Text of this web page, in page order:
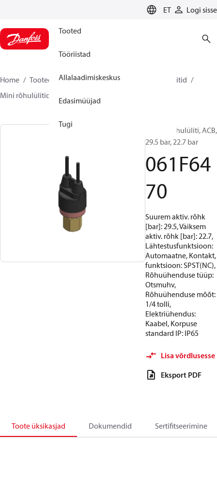
ET Logi sisse
Tooted
Tööriistad
Allalaadimiskeskus
Edasimüüjad
Tugi
Home Tooted Climate Solutions for cooling
Lülitid
Mini rõhulülitid
Kasseti rõhulüliti, ACB,
29.5 bar, 22.7 bar
061F64
70
Suurem aktiv. rõhk
[bar]: 29.5, Väiksem
aktiv. rõhk [bar]: 22.7,
Lähtestusfunktsioon:
Automaatne, Kontakt,
funktsioon: SPST(NC),
Rõhuühenduse tüüp:
Otsmuhv,
Rõhuühenduse mõõt:
1/4 tolli,
Elektriühendus:
Kaabel, Korpuse
standard IP: IP65
Lisa võrdlusesse
Eksport PDF
Toote üksikasjad Dokumendid Sertifitseerimine